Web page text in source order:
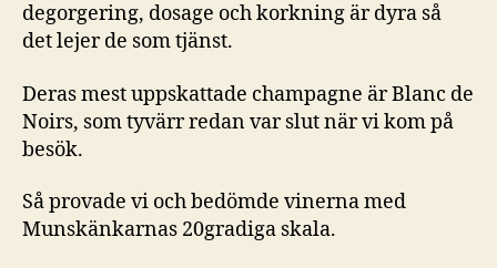
degorgering, dosage och korkning är dyra så
det lejer de som tjänst.
Deras mest uppskattade champagne är Blanc de
Noirs, som tyvärr redan var slut när vi kom på
besök.
Så provade vi och bedömde vinerna med
Munskänkarnas 20gradiga skala.